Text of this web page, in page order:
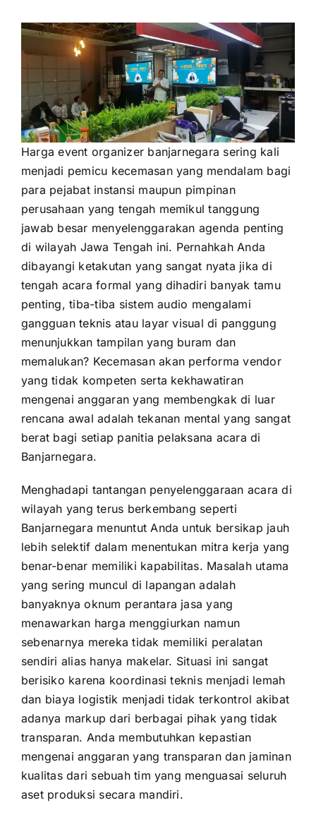
Harga event organizer banjarnegara sering kali
menjadi pemicu kecemasan yang mendalam bagi
para pejabat instansi maupun pimpinan
perusahaan yang tengah memikul tanggung
jawab besar menyelenggarakan agenda penting
di wilayah Jawa Tengah ini. Pernahkah Anda
dibayangi ketakutan yang sangat nyata jika di
tengah acara formal yang dihadiri banyak tamu
penting, tiba-tiba sistem audio mengalami
gangguan teknis atau layar visual di panggung
menunjukkan tampilan yang buram dan
memalukan? Kecemasan akan performa vendor
yang tidak kompeten serta kekhawatiran
mengenai anggaran yang membengkak di luar
rencana awal adalah tekanan mental yang sangat
berat bagi setiap panitia pelaksana acara di
Banjarnegara.
Menghadapi tantangan penyelenggaraan acara di
wilayah yang terus berkembang seperti
Banjarnegara menuntut Anda untuk bersikap jauh
lebih selektif dalam menentukan mitra kerja yang
benar-benar memiliki kapabilitas. Masalah utama
yang sering muncul di lapangan adalah
banyaknya oknum perantara jasa yang
menawarkan harga menggiurkan namun
sebenarnya mereka tidak memiliki peralatan
sendiri alias hanya makelar. Situasi ini sangat
berisiko karena koordinasi teknis menjadi lemah
dan biaya logistik menjadi tidak terkontrol akibat
adanya markup dari berbagai pihak yang tidak
transparan. Anda membutuhkan kepastian
mengenai anggaran yang transparan dan jaminan
kualitas dari sebuah tim yang menguasai seluruh
aset produksi secara mandiri.